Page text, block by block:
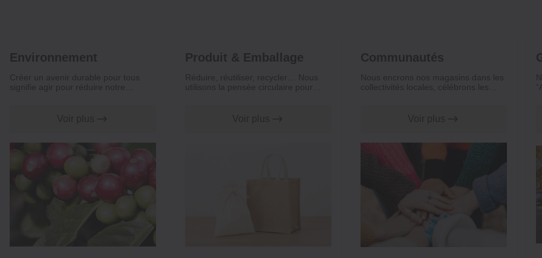
Environnement
Créer un avenir durable pour tous
signifie agir pour réduire notre
Produit & Emballage
Réduire, réutiliser, recycler… Nous
utilisons la pensée circulaire pour
Communautés
Nous encrons nos magasins dans les
collectivités locales, célébrons les